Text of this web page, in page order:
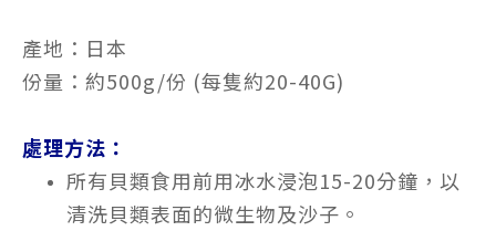
產地：日本
份量：約500g/份 (每隻約20-40G)
處理方法：
所有貝類食用前用冰水浸泡15-20分鐘，以
清洗貝類表面的微生物及沙子。